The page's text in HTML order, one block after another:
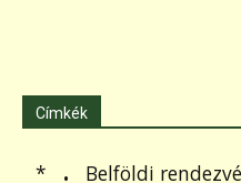
Címkék
* . Belföldi